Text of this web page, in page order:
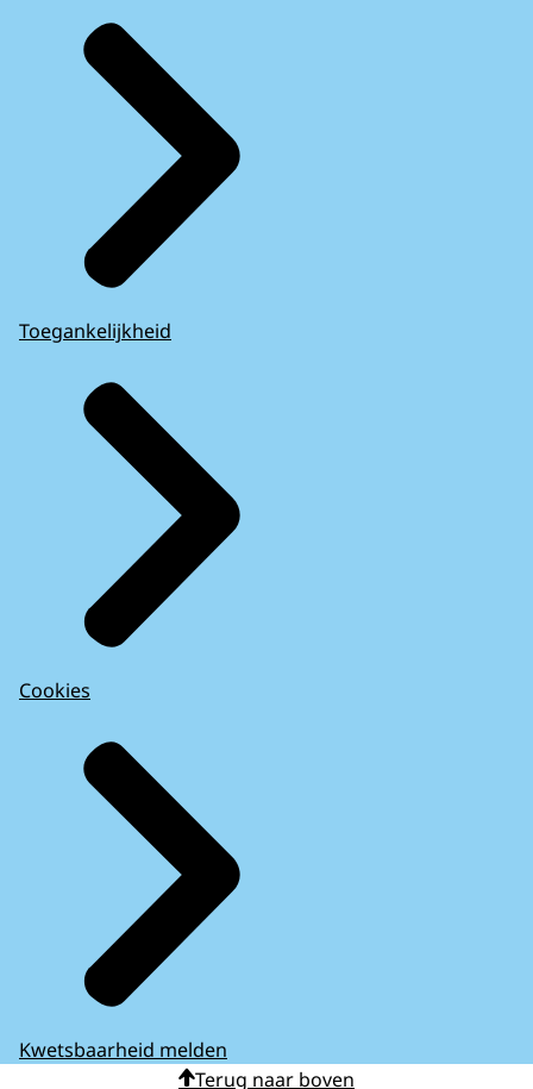
Toegankelijkheid
Cookies
Kwetsbaarheid melden
Terug naar boven